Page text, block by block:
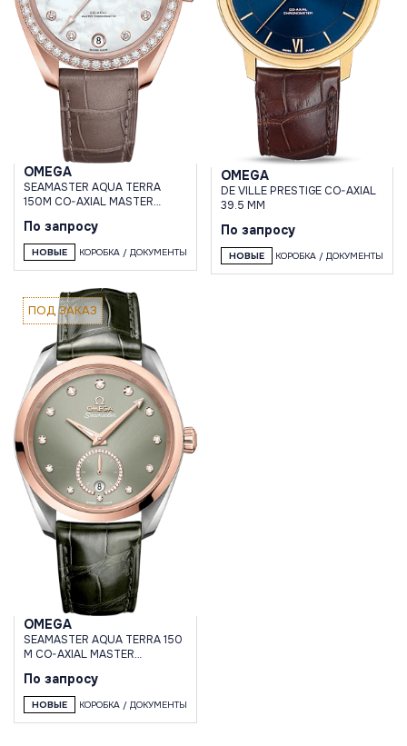
OMEGA
SEAMASTER AQUA TERRA
150M CO-AXIAL MASTER
По запросу
НОВЫЕ КОРОБКА / ДОКУМЕНТЫ
OMEGA
DE VILLE PRESTIGE CO-AXIAL
39.5 MM
По запросу
НОВЫЕ КОРОБКА / ДОКУМЕНТЫ
ПОД ЗАКАЗ
OMEGA
SEAMASTER AQUA TERRA 150
M CO-AXIAL MASTER
SECONDS 38 MM
По запросу
НОВЫЕ КОРОБКА / ДОКУМЕНТЫ